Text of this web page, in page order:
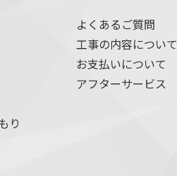
り
よくあるご質問
工事の内容について
お支払いについて
アフターサービス